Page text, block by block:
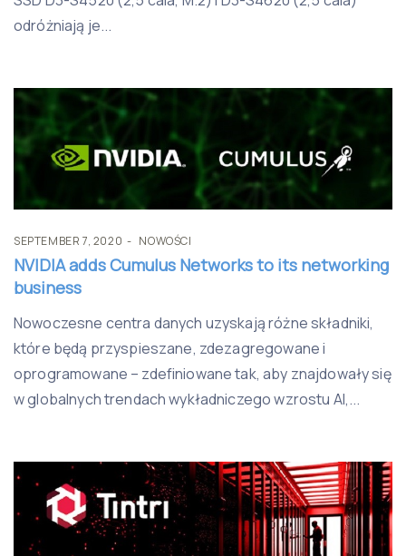
odróżniają je...
SEPTEMBER 7, 2020 NOWOŚCI
NVIDIA adds Cumulus Networks to its networking
business
Nowoczesne centra danych uzyskają różne składniki,
które będą przyspieszane, zdezagregowane i
oprogramowane – zdefiniowane tak, aby znajdowały się
w globalnych trendach wykładniczego wzrostu AI,...